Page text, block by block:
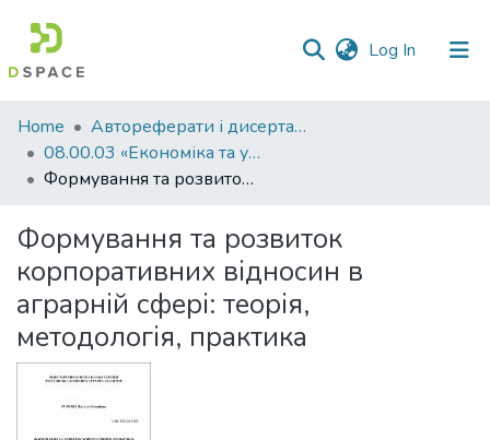
Log In (current)
Communities
&
Collections
Statistics
Home
Автореферати і дисертації
08.00.03 «Економіка та управління національним господарством»
Формування та розвиток корпоративних відносин в аграрній сфері: теорія, методологія, практика
Формування та розвиток
корпоративних відносин в
аграрній сфері: теорія,
методологія, практика